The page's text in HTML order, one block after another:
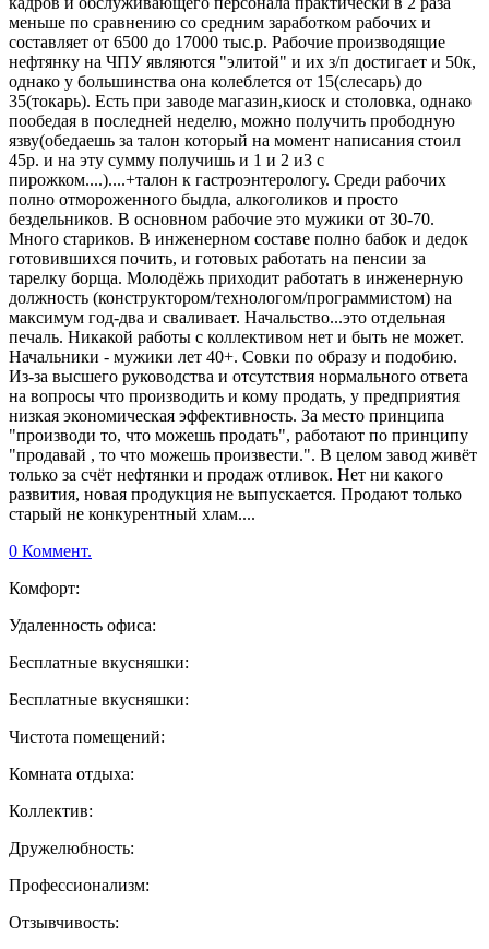
меньше по сравнению со средним заработком рабочих и
составляет от 6500 до 17000 тыс.р. Рабочие производящие
нефтянку на ЧПУ являются "элитой" и их з/п достигает и 50к,
однако у большинства она колеблется от 15(слесарь) до
35(токарь). Есть при заводе магазин,киоск и столовка, однако
пообедая в последней неделю, можно получить прободную
язву(обедаешь за талон который на момент написания стоил
45р. и на эту сумму получишь и 1 и 2 и3 с
пирожком....)....+талон к гастроэнтерологу. Среди рабочих
полно отмороженного быдла, алкоголиков и просто
бездельников. В основном рабочие это мужики от 30-70.
Много стариков. В инженерном составе полно бабок и дедок
готовившихся почить, и готовых работать на пенсии за
тарелку борща. Молодёжь приходит работать в инженерную
должность (конструктором/технологом/программистом) на
максимум год-два и сваливает. Начальство...это отдельная
печаль. Никакой работы с коллективом нет и быть не может.
Начальники - мужики лет 40+. Совки по образу и подобию.
Из-за высшего руководства и отсутствия нормального ответа
на вопросы что производить и кому продать, у предприятия
низкая экономическая эффективность. За место принципа
"производи то, что можешь продать", работают по принципу
"продавай , то что можешь произвести.". В целом завод живёт
только за счёт нефтянки и продаж отливок. Нет ни какого
развития, новая продукция не выпускается. Продают только
старый не конкурентный хлам....
0 Коммент.
Комфорт:
Удаленность офиса:
Бесплатные вкусняшки:
Бесплатные вкусняшки:
Чистота помещений:
Комната отдыха:
Коллектив:
Дружелюбность:
Профессионализм:
Отзывчивость: